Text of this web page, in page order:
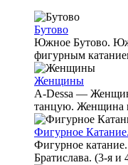
Бутово
Южное Бутово.
фигурным
Женщины
A-Dessa —
танцую. Женщина
Фигурное
Фигурное
Братислава. (3-я и